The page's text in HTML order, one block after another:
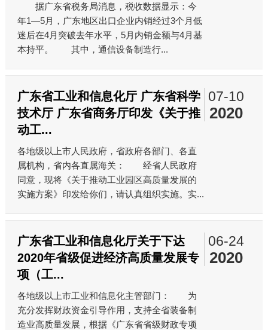
据广东省税务局消息，税收数据显示：今
年1—5月，广东地区出口企业内销经过3个月低
迷后在4月突破去年水平，5月内销金额与4月基
本持平。 其中，通信设备制造行...
广东省工业和信息化厅 广东省科学
技术厅 广东省商务厅印发《关于推
动工...
各地级以上市人民政府，省政府各部门、各直
属机构，省内各直属海关： 经省人民政府
同意，现将《关于推动工业园区高质量发展的
实施方案》印发给你们，请认真组织实施。实...
07-10
2020
广东省工业和信息化厅关于下达
2020年省级促进经济高质量发展专
项（工...
各地级以上市工业和信息化主管部门： 为
充分发挥财政资金引导作用，支持全省装备制
造业高质量发展，根据《广东省省级财政专项
06-24
2020